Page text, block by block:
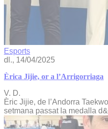
Esports
dl., 14/04/2025
Èrica Jijie, or a l’Arrigorriaga
V. D.
Èric Jijie, de l’Andorra
setmana passat la medalla